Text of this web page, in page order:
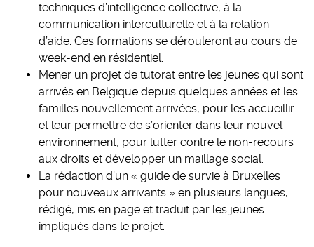
techniques d’intelligence collective, à la
communication interculturelle et à la relation
d’aide. Ces formations se dérouleront au cours de
week-end en résidentiel.
Mener un projet de tutorat entre les jeunes qui sont
arrivés en Belgique depuis quelques années et les
familles nouvellement arrivées, pour les accueillir
et leur permettre de s’orienter dans leur nouvel
environnement, pour lutter contre le non-recours
aux droits et développer un maillage social.
La rédaction d’un « guide de survie à Bruxelles
pour nouveaux arrivants » en plusieurs langues,
rédigé, mis en page et traduit par les jeunes
impliqués dans le projet.